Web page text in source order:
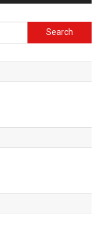
Search
for: